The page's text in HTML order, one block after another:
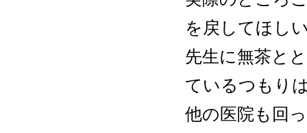
を戻してほし
先生に無茶と
ているつもり
他の医院も回